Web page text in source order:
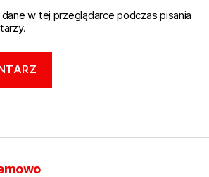
w tej przeglądarce podczas pisania